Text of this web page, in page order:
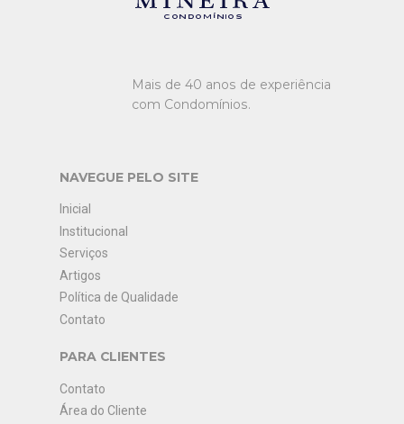
Mais de 40 anos de experiência
com Condomínios.
NAVEGUE PELO SITE
Inicial
Institucional
Serviços
Artigos
Política de Qualidade
Contato
PARA CLIENTES
Contato
Área do Cliente